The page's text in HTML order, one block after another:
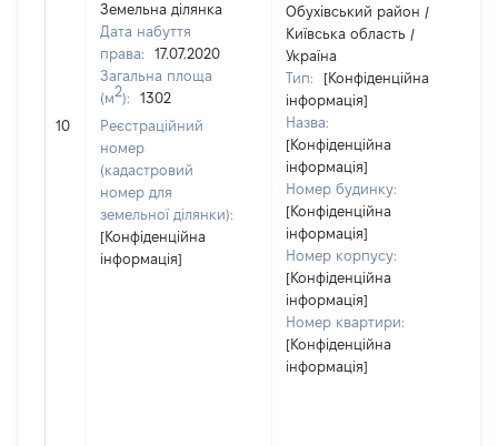
10
Земельна ділянка
Дата набуття
права:
17.07.2020
Загальна площа
(м2):
1302
Реєстраційний
номер
(кадастровий
номер для
земельної ділянки):
[Конфіденційна
інформація]
Обухівський район /
Київська область /
Україна
Тип:
[Конфіденційна
інформація]
Назва:
[Конфіденційна
інформація]
Номер будинку:
[Конфіденційна
інформація]
Номер корпусу:
[Конфіденційна
інформація]
Номер квартири:
[Конфіденційна
інформація]